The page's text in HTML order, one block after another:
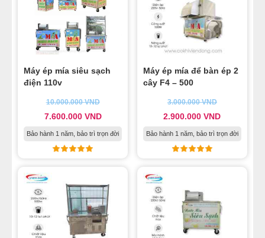
20-Giá các dòng máy ép mía siêu sạch hiện nay?
Máy ép mía siêu sạch
điện 110v
10.000.000VND
7.600.000 VND
Bảo hành 1 năm, bảo trì trọn đời
Máy ép mía để bàn ép 2
cây F4 – 500
3.000.000VND
2.900.000VND
Bảo hành 1 năm, bảo trì trọn đời